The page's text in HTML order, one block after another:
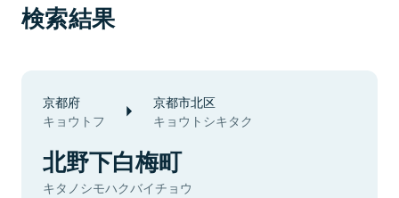
検索結果
京都府
キョウトフ
京都市北区
キョウトシキタク
北野下白梅町
キタノシモハクバイチョウ